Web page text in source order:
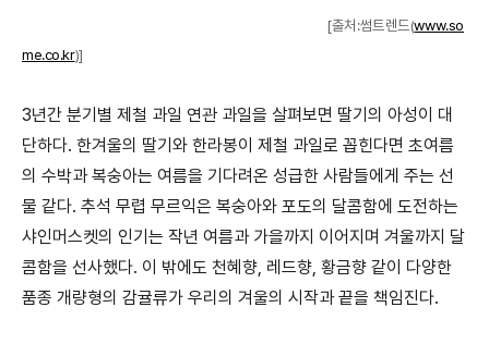
[출처:썸트렌드(www.so
me.co.kr)]
3년간 분기별 제철 과일 연관 과일을 살펴보면 딸기의 아성이 대
단하다. 한겨울의 딸기와 한라봉이 제철 과일로 꼽힌다면 초여름
의 수박과 복숭아는 여름을 기다려온 성급한 사람들에게 주는 선
물 같다. 추석 무렵 무르익은 복숭아와 포도의 달콤함에 도전하는
샤인머스켓의 인기는 작년 여름과 가을까지 이어지며 겨울까지 달
콤함을 선사했다. 이 밖에도 천혜향, 레드향, 황금향 같이 다양한
품종 개량형의 감귤류가 우리의 겨울의 시작과 끝을 책임진다.